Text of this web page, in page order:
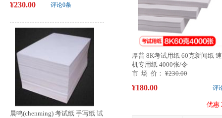
评论0条
¥230.00
晨鸣(chenming) 考试纸 手写纸 试
厚普 8K考试用纸 60克新闻纸
机专用纸 4000张/令
市 场 价： ¥230.00
评
¥180.00
优惠